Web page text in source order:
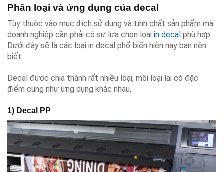
Phân loại và ứng dụng của decal
Tùy thuộc vào mục đích sử dụng và tính chất sản phẩm mà
doanh nghiệp cần phải có sự lựa chọn loại in decal phù hợp.
Dưới đây sẽ là các loại in decal phổ biến hiện nay bạn nên
biết:
Decal được chia thành rất nhiều loại, mỗi loại lại có đặc
điểm cũng như ứng dụng khác nhau.
1) Decal PP